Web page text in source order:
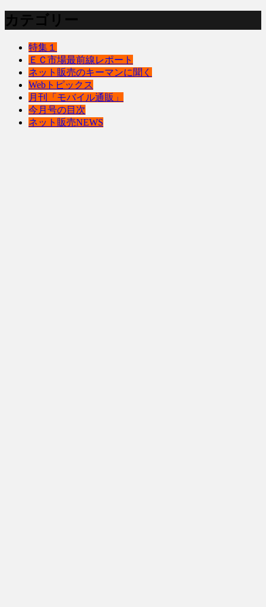
カテゴリー
特集１
ＥＣ市場最前線レポート
ネット販売のキーマンに聞く
Webトピックス
月刊「モバイル通販」
今月号の目次
ネット販売NEWS